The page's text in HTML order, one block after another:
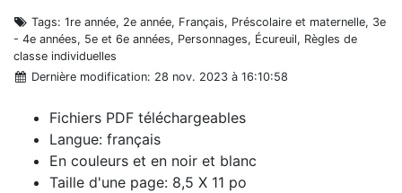
Tags: 1re année, 2e année, Français, Préscolaire et maternelle, 3e
- 4e années, 5e et 6e années, Personnages, Écureuil, Règles de
classe individuelles
Dernière modification: 28 nov. 2023 à 16:10:58
Fichiers PDF téléchargeables
Langue: français
En couleurs et en noir et blanc
Taille d'une page: 8,5 X 11 po